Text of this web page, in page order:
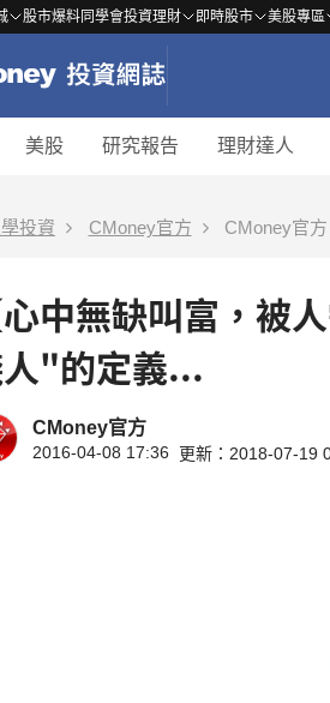
股市爆料同學會投資理財 即時股市 美股專區
美股 研究報告 理財達人
投資 CMoney官方 CMoney官方
心中無缺叫富，被
"的定義...
CMoney官方
2016-04-08 17:36 更新：2018-07-19